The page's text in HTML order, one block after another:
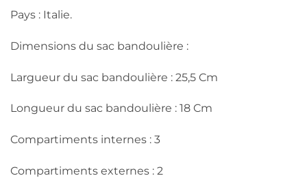
Pays : Italie.
Dimensions du sac bandoulière :
Largueur du sac bandoulière : 25,5 Cm
Longueur du sac bandoulière : 18 Cm
Compartiments internes : 3
Compartiments externes : 2